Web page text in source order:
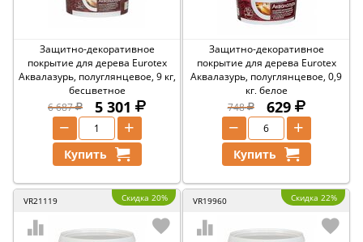
Защитно-декоративное
покрытие для дерева Eurotex
Аквалазурь, полуглянцевое, 9 кг,
бесцветное
6 687
5 301
+
−
Купить
Защитно-декоративное
покрытие для дерева Eurotex
Аквалазурь, полуглянцевое, 0,9
кг, белое
748
629
+
−
Купить
VR21119 Скидка 20% VR19960 Скидка 22%